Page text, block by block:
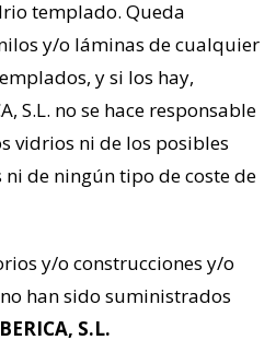
templado. Queda
y/o láminas de cualquier
y si los hay,
S.L. no se hace responsable
vidrios ni de los posibles
de ningún tipo de coste de
y/o construcciones y/o
han sido suministrados
S.L.